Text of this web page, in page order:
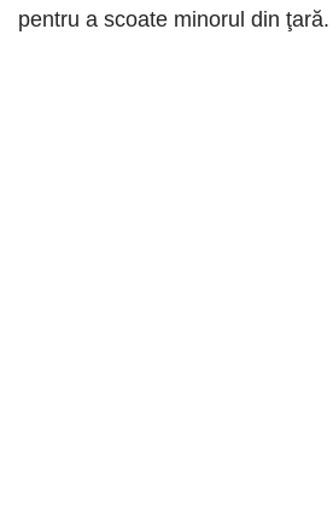
pentru a scoate minorul din ţară.